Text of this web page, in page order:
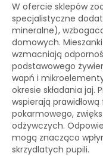
W ofercie sklepów
specjalistyczne
mineralne),
domowych.
wzmacniają
podstawowego
wapń i
okresie składania
wspierają
pokarmowego,
odżywczych.
mogą znacząco
skrzydlatych pupili.